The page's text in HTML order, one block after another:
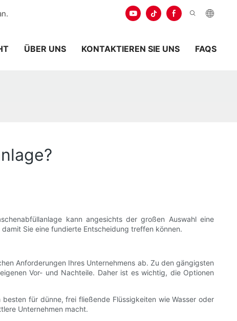
ÜBER UNS KONTAKTIEREN SIE UNS FAQS
kann angesichts der großen Auswahl eine
Sie eine fundierte Entscheidung treffen können.
Anforderungen Ihres Unternehmens ab. Zu den gängigsten
Vor- und Nachteile. Daher ist es wichtig, die Optionen
für dünne, frei fließende Flüssigkeiten wie Wasser oder
Unternehmen macht.